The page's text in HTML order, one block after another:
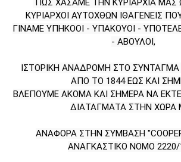
ΚΥΡΙΑΡΧΟΙ ΑΥΤΟΧΘΩΝ ΙΘΑΓΕΝΕΙΣ
ΓΙΝΑΜΕ ΥΠΗΚΟΟΙ - ΥΠΑΚΟΥΟΙ -
- ΑΒΟΥΛΟΙ,
ΙΣΤΟΡΙΚΗ ΑΝΑΔΡΟΜΗ ΣΤΟ
ΑΠΟ ΤΟ 1844 ΕΩΣ ΚΑΙ
ΒΛΕΠΟΥΜΕ ΑΚΟΜΑ ΚΑΙ ΣΗΜΕΡΑ ΝΑ
ΔΙΑΤΑΓΜΑΤΑ ΣΤΗΝ ΧΩΡΑ
ΑΝΑΦΟΡΑ ΣΤΗΝ ΣΥΜΒΑΣΗ
ΑΝΑΓΚΑΣΤΙΚΟ ΝΟΜΟ 2220/